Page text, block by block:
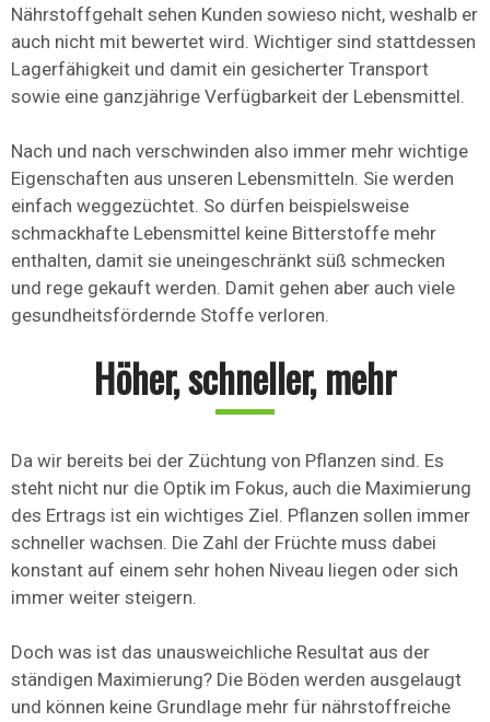
Nährstoffgehalt sehen Kunden sowieso nicht, weshalb er
auch nicht mit bewertet wird. Wichtiger sind stattdessen
Lagerfähigkeit und damit ein gesicherter Transport
sowie eine ganzjährige Verfügbarkeit der Lebensmittel.
Nach und nach verschwinden also immer mehr wichtige
Eigenschaften aus unseren Lebensmitteln. Sie werden
einfach weggezüchtet. So dürfen beispielsweise
schmackhafte Lebensmittel keine Bitterstoffe mehr
enthalten, damit sie uneingeschränkt süß schmecken
und rege gekauft werden. Damit gehen aber auch viele
gesundheitsfördernde Stoffe verloren.
Höher, schneller, mehr
Da wir bereits bei der Züchtung von Pflanzen sind. Es
steht nicht nur die Optik im Fokus, auch die Maximierung
des Ertrags ist ein wichtiges Ziel. Pflanzen sollen immer
schneller wachsen. Die Zahl der Früchte muss dabei
konstant auf einem sehr hohen Niveau liegen oder sich
immer weiter steigern.
Doch was ist das unausweichliche Resultat aus der
ständigen Maximierung? Die Böden werden ausgelaugt
und können keine Grundlage mehr für nährstoffreiche